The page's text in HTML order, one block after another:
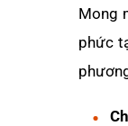
Mong
phức